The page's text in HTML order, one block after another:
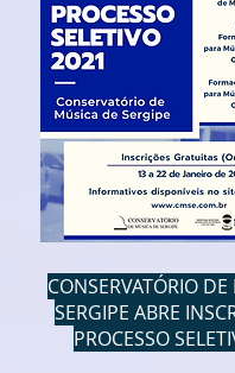
CONSERVATÓRIO
SERGIPE ABRE
PROCESSO